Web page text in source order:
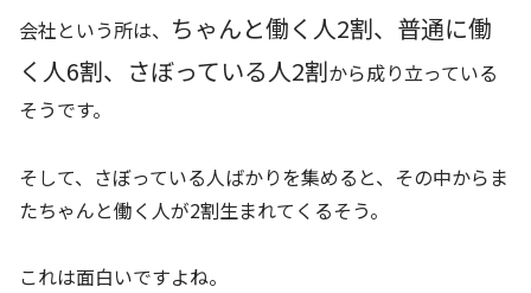
会社という所は、 ちゃんと働く人2割、普通に働
く人6割、さぼっている人2割から成り立っている
そうです。
そして、さぼっている人ばかりを集めると、その中からま
たちゃんと働く人が2割生まれてくるそう。
これは面白いですよね。